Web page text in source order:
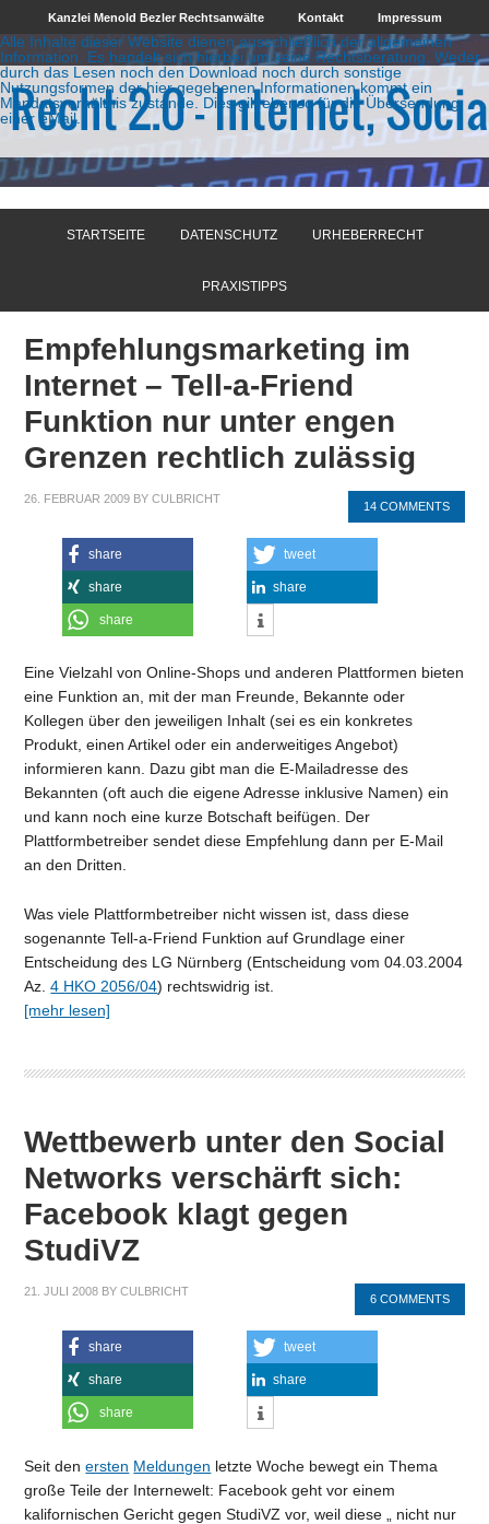
Kanzlei Menold Bezler Rechtsanwälte Kontakt Impressum
Alle Inhalte dieser Website dienen ausschließlich der allgemeinen
Information. Es handelt sich hierbei um keine Rechtsberatung. Weder
durch das Lesen noch den Download noch durch sonstige
Nutzungsformen der hier gegebenen Informationen kommt ein
Mandatsverhältnis zustande. Dies gilt ebenso für die Übersendung
einer eMail.
STARTSEITE DATENSCHUTZ URHEBERRECHT
PRAXISTIPPS
Empfehlungsmarketing im
Internet – Tell-a-Friend
Funktion nur unter engen
Grenzen rechtlich zulässig
26. FEBRUAR 2009 BYCULBRICHT
14 COMMENTS
share tweet
share share
share
Eine Vielzahl von Online-Shops und anderen Plattformen bieten
eine Funktion an, mit der man Freunde, Bekannte oder
Kollegen über den jeweiligen Inhalt (sei es ein konkretes
Produkt, einen Artikel oder ein anderweitiges Angebot)
informieren kann. Dazu gibt man die E-Mailadresse des
Bekannten (oft auch die eigene Adresse inklusive Namen) ein
und kann noch eine kurze Botschaft beifügen. Der
Plattformbetreiber sendet diese Empfehlung dann per E-Mail
an den Dritten.
Was viele Plattformbetreiber nicht wissen ist, dass diese
sogenannte Tell-a-Friend Funktion auf Grundlage einer
Entscheidung des LG Nürnberg (Entscheidung vom 04.03.2004
Az.4 HKO 2056/04) rechtswidrig ist.
[mehr lesen]
Wettbewerb unter den Social
Networks verschärft sich:
Facebook klagt gegen
StudiVZ
21. JULI 2008 BYCULBRICHT
6 COMMENTS
share tweet
share share
share
Seit denersten Meldungen letzte Woche bewegt ein Thema
große Teile der Internewelt: Facebook geht vor einem
kalifornischen Gericht gegen StudiVZ vor, weil diese „ nicht nur